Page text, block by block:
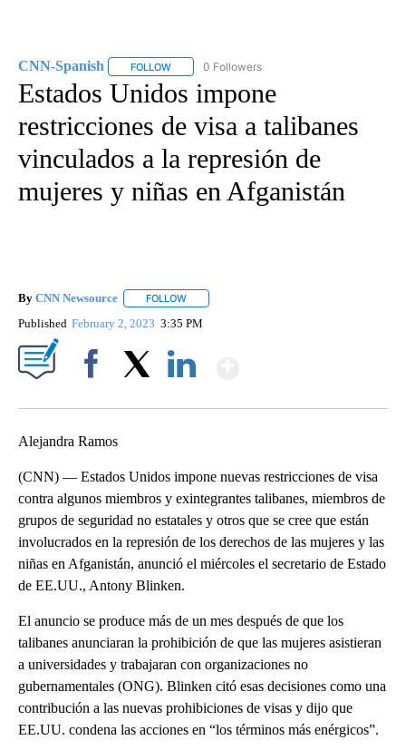
CNN-Spanish FOLLOW FOLLOW "CNN-SPANISH" TO RECEIVE
0 Followers
Estados Unidos impone
restricciones de visa a talibanes
vinculados a la represión de
mujeres y niñas en Afganistán
By CNN Newsource FOLLOW
Published February 2, 2023 3:35 PM
Alejandra Ramos
(CNN) — Estados Unidos impone nuevas restricciones de visa
contra algunos miembros y exintegrantes talibanes, miembros de
grupos de seguridad no estatales y otros que se cree que están
involucrados en la represión de los derechos de las mujeres y las
niñas en Afganistán, anunció el miércoles el secretario de Estado
de EE.UU., Antony Blinken.
El anuncio se produce más de un mes después de que los
talibanes anunciaran la prohibición de que las mujeres asistieran
a universidades y trabajaran con organizaciones no
gubernamentales (ONG). Blinken citó esas decisiones como una
contribución a las nuevas prohibiciones de visas y dijo que
EE.UU. condena las acciones en “los términos más enérgicos”.